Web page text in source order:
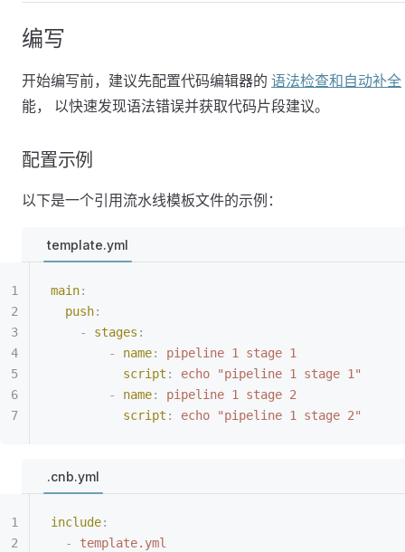
编写
开始编写前，建议先配置代码编辑器的 语法检查和自动补全
能， 以快速发现语法错误并获取代码片段建议。
配置示例
以下是一个引用流水线模板文件的示例：
template.yml
main:
  push
:
    -
stages :
        -
name:
pipeline 1 stage 1
          script
:
echo "pipeline 1 stage 1"
        -
name:
pipeline 1 stage 2
          script
: echo "pipeline 1 stage 2"
.cnb.yml
include:
  -
template.yml